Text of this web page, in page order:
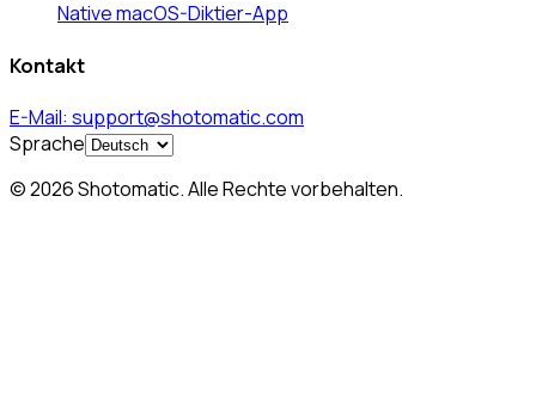
Native macOS-Diktier-App
Kontakt
E-Mail: support@shotomatic.com
Sprache
©2026Shotomatic.Alle Rechte vorbehalten.